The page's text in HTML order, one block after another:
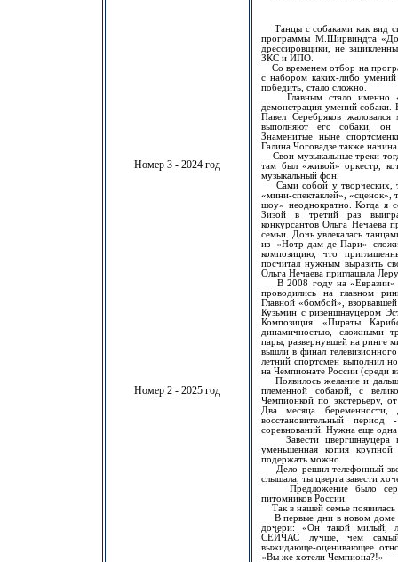
Номер 3 - 2024 год
Номер 2 - 2025 год
Танцы с собаками как вид
программы М.Ширвиндта
дрессировщики, не
ЗКС и ИПО.
Со временем отбор на
с набором каких-либо умений
победить, стало сложно.
Главным стало именно
демонстрация умений собаки.
Павел Серебряков
выполняют его собаки, он
Знаменитые ныне
Галина Чоговадзе также
Свои музыкальные треки
там был «живой» оркестр,
музыкальный фон.
Сами собой у творческих,
«мини-спектаклей», «сценок»,
шоу» неоднократно. Когда я
Зизой в третий раз
конкурсантов Ольга Нечаева
семьи. Дочь увлекалась
из «Нотр-дам-де-Пари»
композицию, что
посчитал нужным выразить
Ольга Нечаева приглашала
В 2008 году на «Евразии»
проводились на главном
Главной «бомбой»,
Кузьмин с ризеншнауцером
Композиция «Пираты
динамичностью, сложными
пары, развернувшей на ринге
вышли в финал
летний спортсмен выполнил
на Чемпионате России (среди
Появилось желание и
племенной собакой, с
Чемпионкой по экстерьеру,
Два месяца
восстановительный
соревнований. Нужна еще
Завести цвергшнауцера
уменьшенная копия
подержать можно.
Дело решил телефонный
слышала, ты цверга завести
Предложение было
питомников России.
Так в нашей семье появилась
В первые дни в новом доме
дочери: «Он такой милый,
СЕЙЧАС лучше, чем самый
выжидающе-оценивающее
«Вы же хотели Чемпиона?!»